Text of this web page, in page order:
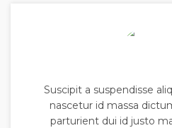
Suscipit a suspendisse
nascetur id massa
parturient dui id justo